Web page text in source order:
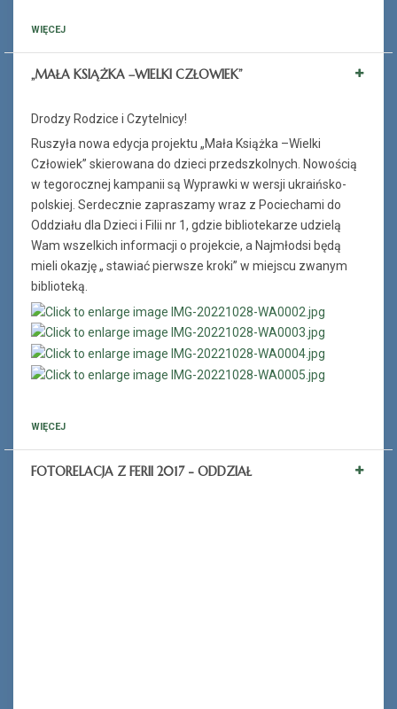
WIĘCEJ
„MAŁA KSIĄŻKA –WIELKI CZŁOWIEK”
Drodzy Rodzice i Czytelnicy!
Ruszyła nowa edycja projektu „Mała Książka –Wielki
Człowiek” skierowana do dzieci przedszkolnych. Nowością
w tegorocznej kampanii są Wyprawki w wersji ukraińsko-
polskiej. Serdecznie zapraszamy wraz z Pociechami do
Oddziału dla Dzieci i Filii nr 1, gdzie bibliotekarze udzielą
Wam wszelkich informacji o projekcie, a Najmłodsi będą
mieli okazję „ stawiać pierwsze kroki” w miejscu zwanym
biblioteką.
WIĘCEJ
FOTORELACJA Z FERII 2017 - ODDZIAŁ